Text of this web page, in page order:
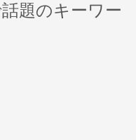
題のキーワー